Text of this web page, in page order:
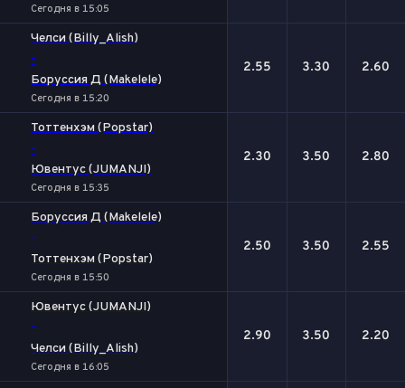
Сегодня в 15:05
Челси (Billy_Alish)
-
Боруссия Д (Makelele)
Сегодня в 15:20
2.55 3.30 2.60
Тоттенхэм (Popstar)
-
Ювентус (JUMANJI)
Сегодня в 15:35
2.30 3.50 2.80
Боруссия Д (Makelele)
-
Тоттенхэм (Popstar)
Сегодня в 15:50
2.50 3.50 2.55
Ювентус (JUMANJI)
-
Челси (Billy_Alish)
Сегодня в 16:05
2.90 3.50 2.20